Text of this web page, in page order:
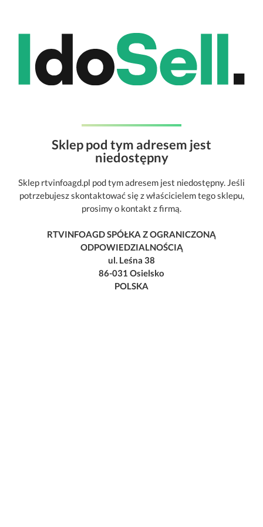
Sklep pod tym adresem jest
niedostępny
Sklep rtvinfoagd.pl pod tym adresem jest niedostępny. Jeśli
potrzebujesz skontaktować się z właścicielem tego sklepu,
prosimy o kontakt z firmą.
RTVINFOAGD SPÓŁKA Z OGRANICZONĄ
ODPOWIEDZIALNOŚCIĄ
ul. Leśna 38
86-031 Osielsko
POLSKA